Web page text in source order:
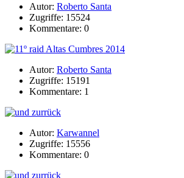
Autor: Roberto Santa
Zugriffe: 15524
Kommentare: 0
Autor: Roberto Santa
Zugriffe: 15191
Kommentare: 1
Autor: Karwannel
Zugriffe: 15556
Kommentare: 0